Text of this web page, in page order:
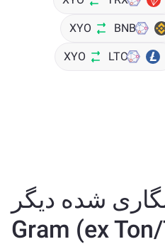
BNB
XYO
LTC
XYO
شده دیگر